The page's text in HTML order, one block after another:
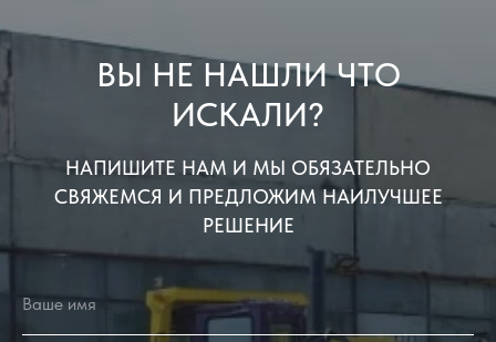
ВЫ НЕ НАШЛИ ЧТО
ИСКАЛИ?
НАПИШИТЕ НАМ И МЫ ОБЯЗАТЕЛЬНО
СВЯЖЕМСЯ И ПРЕДЛОЖИМ НАИЛУЧШЕЕ
РЕШЕНИЕ